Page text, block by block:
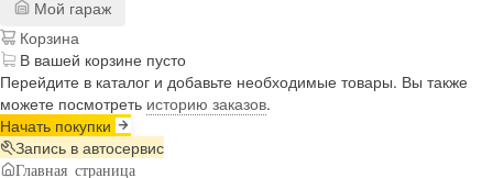
Мой гараж
Корзина
В вашей корзине пусто
Перейдите в каталог и добавьте необходимые товары. Вы также
можете посмотреть историю заказов.
Начать покупки
Запись в автосервис
Главная страница